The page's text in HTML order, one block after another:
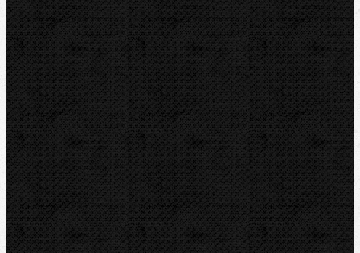
Závitorezy
Drážkovače
Pily
Tlakové pumpy
Čističky kanalizácie